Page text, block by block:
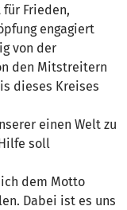
Frieden,
engagiert
von der
den Mitstreitern
dieses Kreises
einen Welt zu
soll
dem Motto
Dabei ist es uns